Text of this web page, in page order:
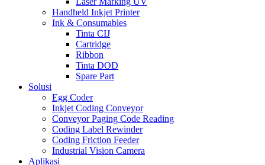
Handheld Inkjet Printer
Ink & Consumables
Tinta CIJ
Cartridge
Ribbon
Tinta DOD
Spare Part
Solusi
Egg Coder
Inkjet Coding Conveyor
Conveyor Paging Code Reading
Coding Label Rewinder
Coding Friction Feeder
Industrial Vision Camera
Aplikasi